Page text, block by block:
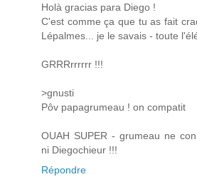
Holà gracias para Diego !
C'est comme ça que tu as fait
Lépalmes... je le savais - toute
GRRRrrrrrr !!!
>gnusti
Pôv papagrumeau ! on compatit
OUAH SUPER - grumeau ne
ni Diegochieur !!!
Répondre